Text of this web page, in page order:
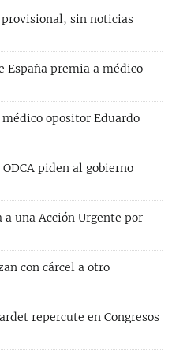
sin noticias
España premia a médico
opositor Eduardo
piden al gobierno
una Acción Urgente por
con cárcel a otro
repercute en Congresos